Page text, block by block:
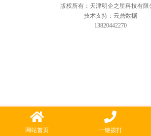
的社会可以说对这些监
份证酒店才会同意让你
版权所有：天津明企之星科技有限
技术支持：云鼎数据
13820442270
网站首页 一键拨打